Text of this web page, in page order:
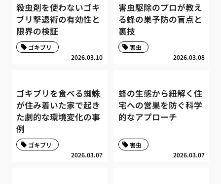
殺虫剤を使わないゴキ
ブリ撃退術の有効性と
限界の検証
2026.03.10
ゴキブリ
害虫駆除のプロが教え
る蜂の巣予防の盲点と
裏技
2026.03.08
害虫
ゴキブリを食べる蜘蛛
が住み着いた家で起き
た劇的な環境変化の事
例
2026.03.07
ゴキブリ
蜂の生態から紐解く住
宅への営巣を防ぐ科学
的なアプローチ
2026.03.07
害虫